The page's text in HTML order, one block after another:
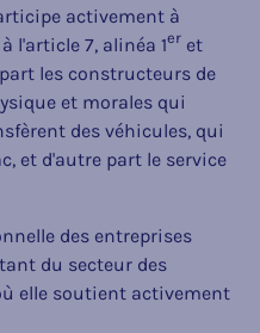
activement à
l'article 7, alinéa 1er et
les constructeurs de
et morales qui
des véhicules, qui
et d'autre part le service
des entreprises
du secteur des
elle soutient activement